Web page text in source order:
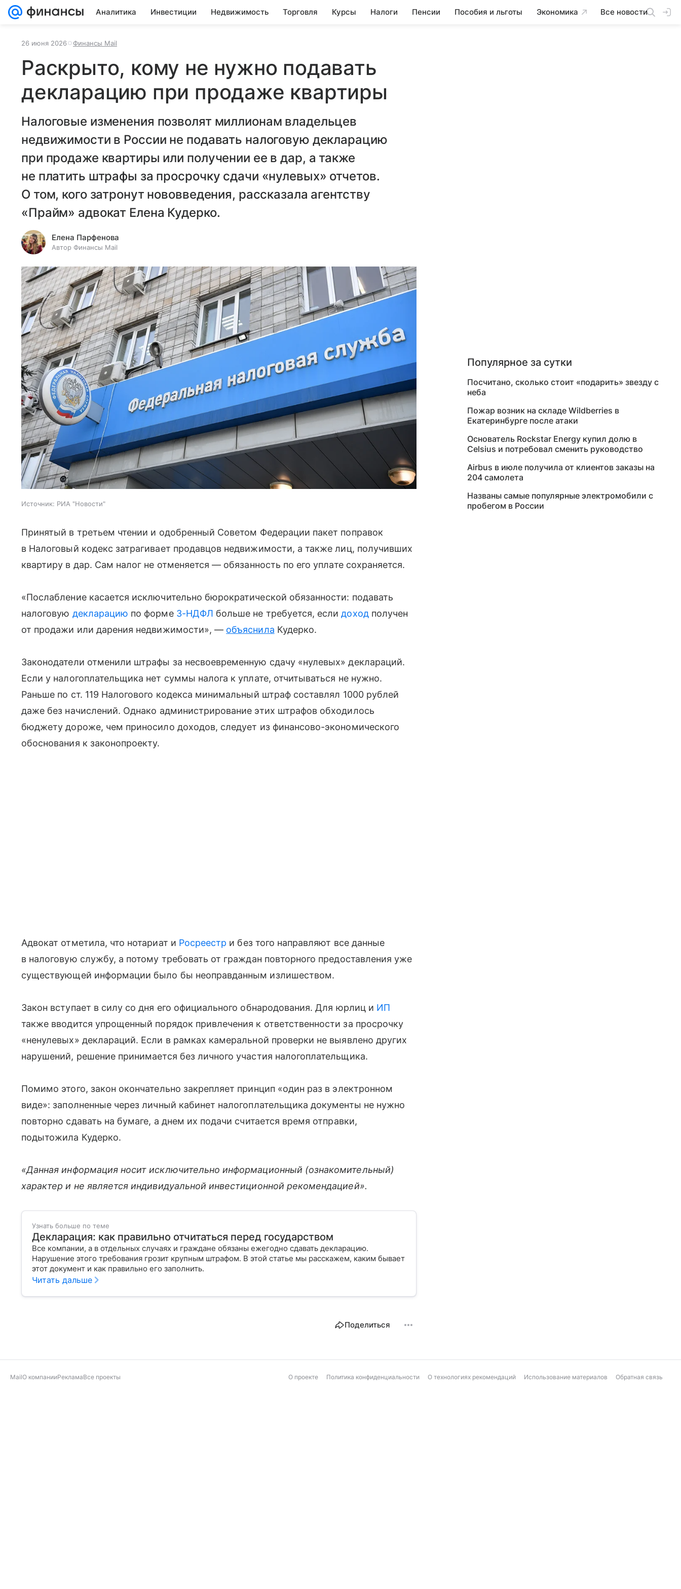
Аналитика Инвестиции Недвижимость Торговля Курсы Налоги Пенсии Пособия и льготы Экономика Все новости
26 июня 2026 Финансы Mail
Раскрыто, кому не нужно подавать
декларацию при продаже квартиры
Налоговые изменения позволят миллионам владельцев
недвижимости в России не подавать налоговую декларацию
при продаже квартиры или получении ее в дар, а также
не платить штрафы за просрочку сдачи «нулевых» отчетов.
О том, кого затронут нововведения, рассказала агентству
«Прайм» адвокат Елена Кудерко.
Елена Парфенова
Автор Финансы Mail
Источник: РИА "Новости"
Принятый в третьем чтении и одобренный Советом Федерации пакет поправок
в Налоговый кодекс затрагивает продавцов недвижимости, а также лиц, получивших
квартиру в дар. Сам налог не отменяется — обязанность по его уплате сохраняется.
«Послабление касается исключительно бюрократической обязанности: подавать
налоговую декларацию по форме 3-НДФЛ больше не требуется, еслидоходполучен
от продажи или дарения недвижимости», — объяснила Кудерко.
Законодатели отменили штрафы за несвоевременную сдачу «нулевых» деклараций.
Если у налогоплательщика нет суммы налога к уплате, отчитываться не нужно.
Раньше по ст. 119 Налогового кодекса минимальный штраф составлял 1000 рублей
даже без начислений. Однако администрирование этих штрафов обходилось
бюджету дороже, чем приносило доходов, следует из финансово-экономического
обоснования к законопроекту.
Адвокат отметила, что нотариат и Росреестр и без того направляют все данные
в налоговую службу, а потому требовать от граждан повторного предоставления уже
существующей информации было бы неоправданным излишеством.
Закон вступает в силу со дня его официального обнародования. Для юрлиц и ИП
также вводится упрощенный порядок привлечения к ответственности за просрочку
«ненулевых» деклараций. Если в рамках камеральной проверки не выявлено других
нарушений, решение принимается без личного участия налогоплательщика.
Помимо этого, закон окончательно закрепляет принцип «один раз в электронном
виде»: заполненные через личный кабинет налогоплательщика документы не нужно
повторно сдавать на бумаге, а днем их подачи считается время отправки,
подытожила Кудерко.
«Данная информация носит исключительно информационный (ознакомительный)
характер и не является индивидуальной инвестиционной рекомендацией».
Узнать больше по теме
Декларация: как правильно отчитаться перед государством
Все компании, а в отдельных случаях и граждане обязаны ежегодно сдавать декларацию.
Нарушение этого требования грозит крупным штрафом. В этой статье мы расскажем, каким бывает
этот документ и как правильно его заполнить.
Читать дальше
Поделиться
Популярное за сутки
Посчитано, сколько стоит «подарить» звезду с
неба
Пожар возник на складе Wildberries в
Екатеринбурге после атаки
Основатель Rockstar Energy купил долю в
Celsius и потребовал сменить руководство
Airbus в июле получила от клиентов заказы на
204 самолета
Названы самые популярные электромобили с
пробегом в России
MailО компанииРекламаВсе проекты О проекте Политика конфиденциальности О технологиях рекомендаций Использование материалов Обратная связь